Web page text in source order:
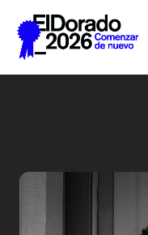
Saltar al contenido principal
Academias